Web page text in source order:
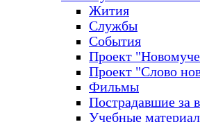
Жития
Службы
События
Проект
Проект "Слово
Фильмы
Пострадавшие за
Учебные